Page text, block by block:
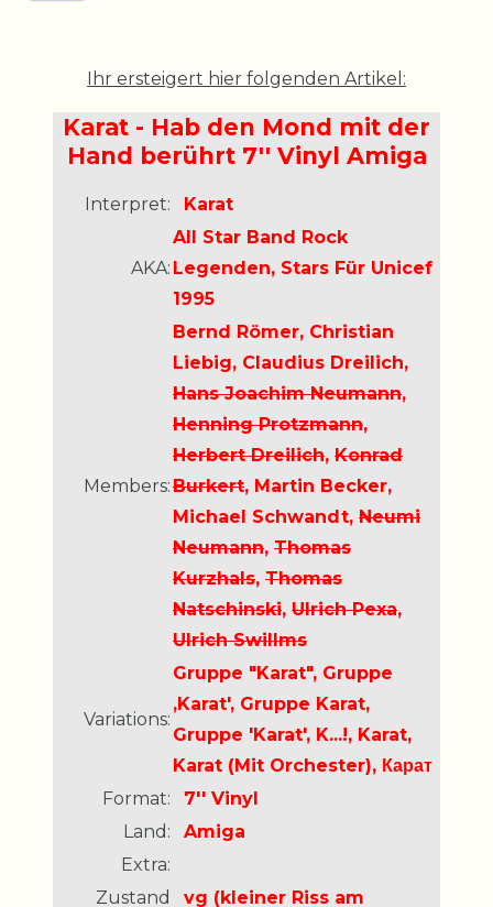
Ihr ersteigert hier folgenden Artikel:
Karat - Hab den Mond mit der
Hand berührt 7'' Vinyl Amiga
Interpret: Karat
AKA:
All Star Band Rock
Legenden, Stars Für Unicef
1995
Members:
Bernd Römer, Christian
Liebig, Claudius Dreilich,
Hans Joachim Neumann,
Henning Protzmann,
Herbert Dreilich, Konrad
Burkert, Martin Becker,
Michael Schwandt, Neumi
Neumann, Thomas
Kurzhals, Thomas
Natschinski, Ulrich Pexa,
Ulrich Swillms
Variations:
Gruppe "Karat", Gruppe
,Karat', Gruppe Karat,
Gruppe 'Karat', K...!, Karat,
Karat (Mit Orchester), Карат
Format:
7'' Vinyl
Land:
Amiga
Extra:
Zustand
vg (kleiner Riss am